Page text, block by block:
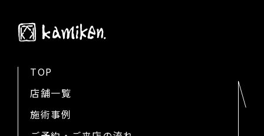
TOP
店舗一覧
施術事例